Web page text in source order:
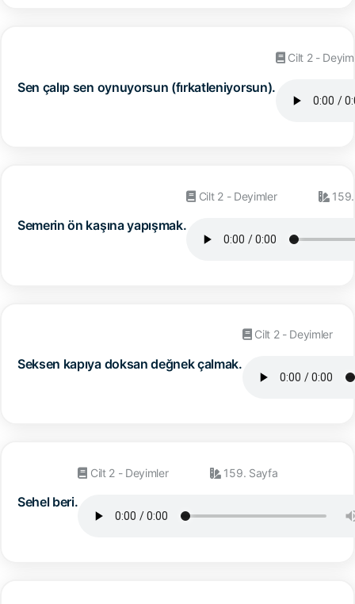
Sen çalıp sen oynuyorsun (fırkatleniyorsun).
Cilt 2 -
Semerin ön kaşına yapışmak.
Cilt 2 - Deyimler 159.
Seksen kapıya doksan değnek çalmak.
Cilt 2 - Deyimler
Sehel beri.
Cilt 2 - Deyimler 159. Sayfa